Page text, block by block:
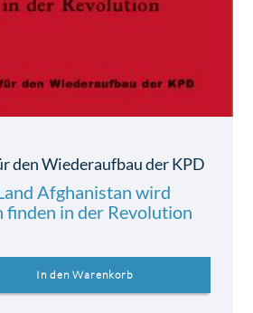
den Wiederaufbau der KPD
Afghanistan wird
finden in der Revolution